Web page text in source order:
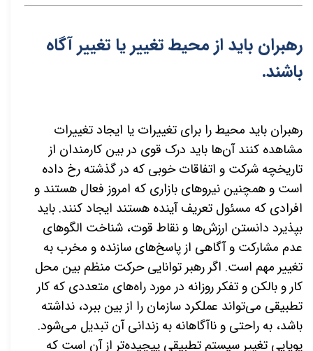
رهبران باید از محیط تغییر یا تغییر آگاه
باشند.
رهبران باید محیط را برای تغییرات یا ایجاد تغییرات
مشاهده کنند آن‌ها باید درک قوی در بین کارمندان از
تاریخچه شرکت و اتفاقات خوبی که در گذشته رخ داده
است و همچنین نیروهای بازاری که امروز فعال هستند و
افرادی که مسئول تعریف آینده هستند ایجاد کنند. باید
بپذیرد دانستن ارزش‌ها و نقاط قوت، شناخت الگوهای
عدم مشارکت و آگاهی از پاسخ‌های سازنده و مخرب به
تغییر مهم است. اگر رهبر توانایی حرکت منظم بین محل
کار و بالکن و تفکر روزانه در مورد راه‌های متعددی که کار
تطبیقی ​​می‌تواند عملکرد سازمان را از بین ببرد، نداشته
باشد، به راحتی و ناآگاهانه به زندانی آن تبدیل می‌شود.
پویایی تغییر سیستم تطبیقی ​​پیچیده‌تر از آن است که